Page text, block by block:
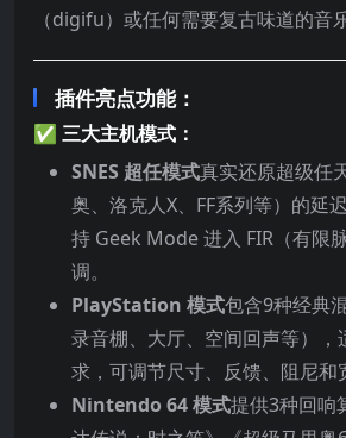
（digifu）或任何需要复古味道的音
插件亮点功能：
✅ 三大主机模式：
SNES 超任模式真实还原超级任
奥、洛克人X、FF系列等）的延
持 Geek Mode 进入 FIR（有限
调。
PlayStation 模式包含9种经典
录音棚、大厅、空间回声等），
求，可调节尺寸、反馈、阻尼和
Nintendo 64 模式提供3种回响